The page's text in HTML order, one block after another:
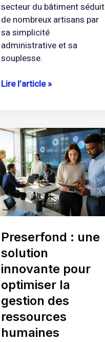
secteur du bâtiment séduit
de nombreux artisans par
sa simplicité
administrative et sa
souplesse.
Lire l’article »
Preserfond : une
solution
innovante pour
optimiser la
gestion des
ressources
humaines
Preserfond
:
une
solution
innovante
pour
optimiser
gestion
des
ressources
humaines